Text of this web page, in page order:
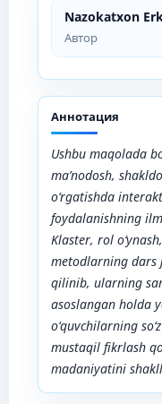
Nazokatxon
Автор
Аннотация
Ushbu maqolada
ma’nodosh,
o‘rgatishda
foydalanishning
Klaster, rol
metodlarning dars
qilinib, ularning
asoslangan holda
o‘quvchilarning
mustaqil fikrlash
madaniyatini